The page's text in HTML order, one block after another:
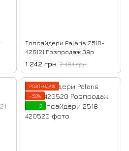
Топсайдери Palaris 2518-
426121 Розпродаж 39р
1 242 грн 2 484 грн
РОЗПРОДАЖ
−50%
3